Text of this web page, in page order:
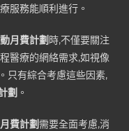
服務能順利進行。
月費計劃 時,不僅要關注
醫療的網絡需求,如視像
只有綜合考慮這些因素,
劃 。
費計劃 需要全面考慮,消